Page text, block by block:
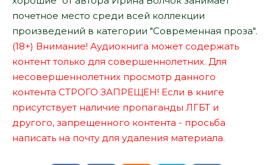
почетное место среди всей коллекции
произведений в категории "Современная проза".
(18+) Внимание! Аудиокнига может содержать
контент только для совершеннолетних. Для
несовершеннолетних просмотр данного
контента СТРОГО ЗАПРЕЩЕН! Если в книге
присутствует наличие пропаганды ЛГБТ и
другого, запрещенного контента - просьба
написать на почту для удаления материала.